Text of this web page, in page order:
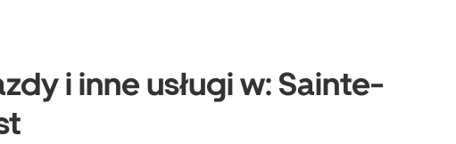
i inne usługi w: Sainte-